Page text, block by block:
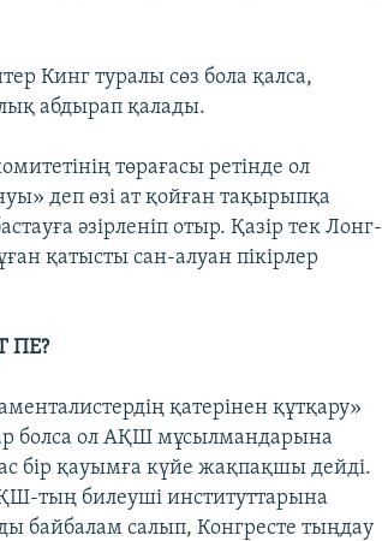
Кинг туралы сөз бола қалса,
абдырап қалады.
төрағасы ретінде ол
деп өзі ат қойған тақырыпқа
әзірленіп отыр. Қазір тек Лонг-
қатысты сан-алуан пікірлер
ПЕ?
қатерінен құтқару»
болса ол АҚШ мұсылмандарына
бір қауымға күйе жақпақшы дейді.
тың билеуші институттарына
байбалам салып, Конгресте тыңдау